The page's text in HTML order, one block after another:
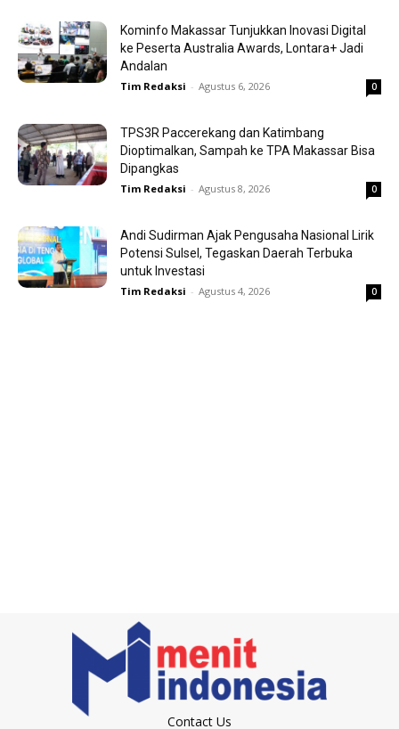
Kominfo Makassar Tunjukkan Inovasi Digital
ke Peserta Australia Awards, Lontara+ Jadi
Andalan
Tim Redaksi - Agustus 6, 2026 0
TPS3R Paccerekang dan Katimbang
Dioptimalkan, Sampah ke TPA Makassar Bisa
Dipangkas
Tim Redaksi - Agustus 8, 2026 0
Andi Sudirman Ajak Pengusaha Nasional Lirik
Potensi Sulsel, Tegaskan Daerah Terbuka
untuk Investasi
Tim Redaksi - Agustus 4, 2026 0
Contact Us